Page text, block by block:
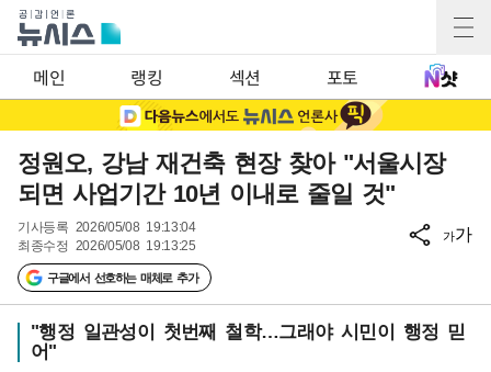
메인 랭킹 섹션 포토
정원오, 강남 재건축 현장 찾아 "서울시장
되면 사업기간 10년 이내로 줄일 것"
기사등록 2026/05/08 19:13:04
최종수정 2026/05/08 19:13:25
구글에서 선호하는 매체로 추가
가가
"행정 일관성이 첫번째 철학…그래야 시민이 행정 믿
어"